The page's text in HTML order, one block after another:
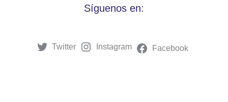
Síguenos en:
Twitter Instagram Facebook